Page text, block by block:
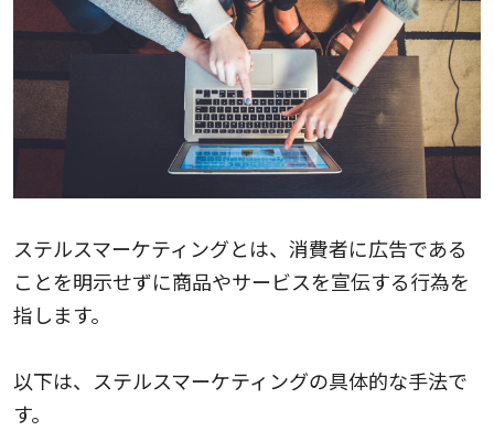
ステルスマーケティングとは、消費者に広告である
ことを明示せずに商品やサービスを宣伝する行為を
指します。
以下は、ステルスマーケティングの具体的な手法で
す。